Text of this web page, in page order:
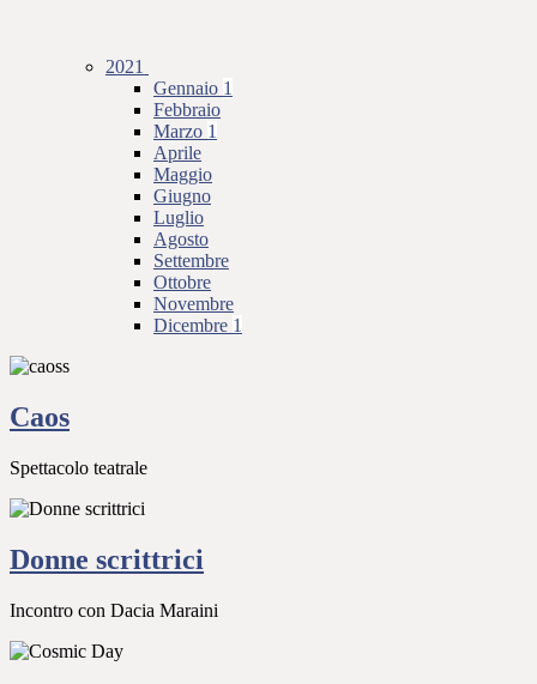
2021
Gennaio 1
Febbraio
Marzo 1
Aprile
Maggio
Giugno
Luglio
Agosto
Settembre
Ottobre
Novembre
Dicembre 1
Caos
Spettacolo teatrale
Donne scrittrici
Incontro con Dacia Maraini